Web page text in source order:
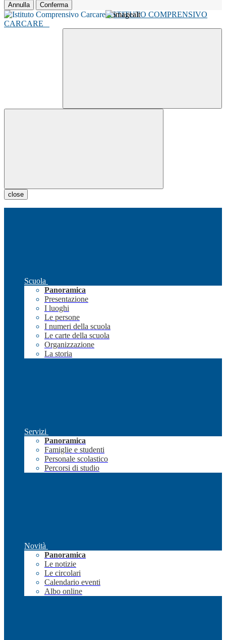
Annulla Conferma
ISTITUTO COMPRENSIVO
CARCARE
close
Scuola
Panoramica
Presentazione
I luoghi
Le persone
I numeri della scuola
Le carte della scuola
Organizzazione
La storia
Servizi
Panoramica
Famiglie e studenti
Personale scolastico
Percorsi di studio
Novità
Panoramica
Le notizie
Le circolari
Calendario eventi
Albo online